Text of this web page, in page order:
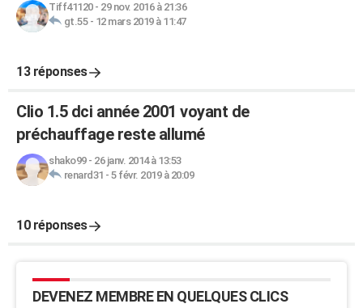
Tiff41120- 29 nov. 2016 à 21:36
gt.55- 12 mars 2019 à 11:47
13 réponses
Clio 1.5 dci année 2001 voyant de
préchauffage reste allumé
shako99- 26 janv. 2014 à 13:53
renard31 - 5 févr. 2019 à 20:09
10 réponses
DEVENEZ MEMBRE EN QUELQUES CLICS